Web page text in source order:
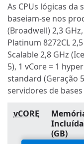
As CPUs lógicas da
baseiam-se nos
(Broadwell) 2,3
Platinum 8272CL
Scalable 2,8 GHz
5), 1 vCore = 1
standard (Geração
servidores de
vCORE
Incluída
(GB)